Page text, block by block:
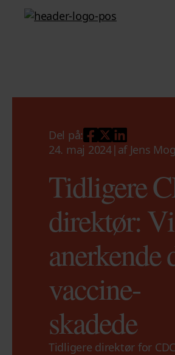
24. maj 2024| af Jens
Del på:
Tidligere
direktør:
anerkende
vaccine-
skadede
Tidligere direktør for